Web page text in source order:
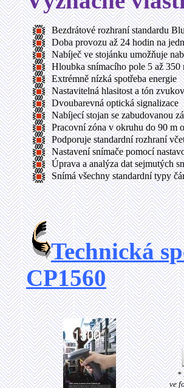
Bezdrátové rozhraní standardu
Doba provozu až 24 hodin na
Nabíječ ve stojánku umožňuje
Hloubka snímacího pole 5 až
Extrémně nízká spotřeba energie
Nastavitelná hlasitost a tón
Dvoubarevná optická signalizace
Nabíjecí stojan se zabudovanou
Pracovní zóna v okruhu do 90 m
Podporuje standardní rozhraní
Nastavení snímače pomocí
Úprava a analýza dat sejmutých
Snímá všechny standardní typy
Technická
CP1560
*
ve